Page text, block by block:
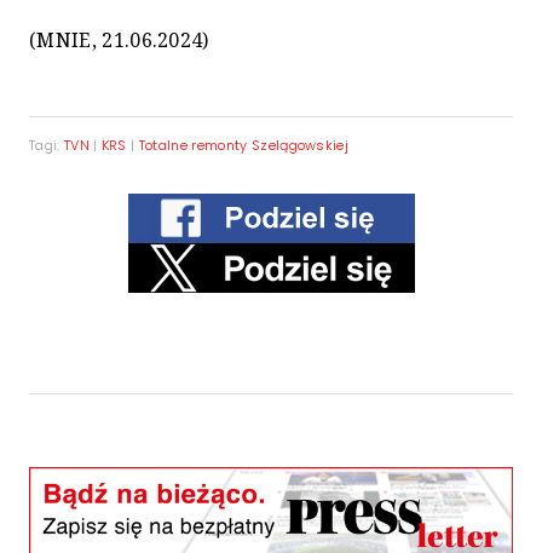
(MNIE, 21.06.2024)
Tagi: TVN | KRS | Totalne remonty Szelągowskiej